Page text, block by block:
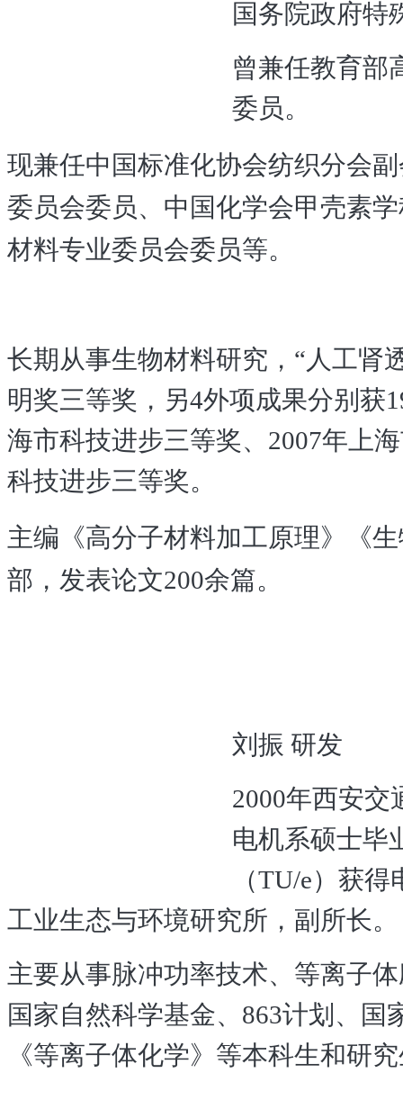
国务院政府特
曾兼任教育部
委员。
现兼任中国标准化协会纺织分会
委员会委员、中国化学会甲壳素
材料专业委员会委员等。
长期从事生物材料研究， “人工肾
明奖三等奖，另4外项成果分别获
海市科技进步三等奖、2007年上
科技进步三等奖。
主编《高分子材料加工原理》《
部，发表论文200余篇。
刘振 研发
2000年西安交
电机系硕士毕
（TU/e）获得
工业生态与环境研究所，副所长。
主要从事脉冲功率技术、等离子
国家自然科学基金、 863计划、国
《等离子体化学》等本科生和研